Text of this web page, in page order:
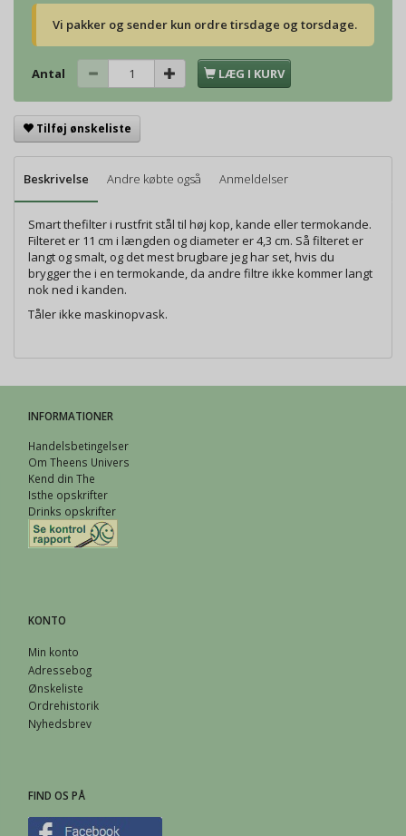
Vi pakker og sender kun ordre tirsdage og torsdage.
Antal LÆG I KURV
Tilføj ønskeliste
Beskrivelse Andre købte også Anmeldelser
Smart thefilter i rustfrit stål til høj kop, kande eller termokande.
Filteret er 11 cm i længden og diameter er 4,3 cm. Så filteret er
langt og smalt, og det mest brugbare jeg har set, hvis du
brygger the i en termokande, da andre filtre ikke kommer langt
nok ned i kanden.
Tåler ikke maskinopvask.
INFORMATIONER
Handelsbetingelser
Om Theens Univers
Kend din The
Isthe opskrifter
Drinks opskrifter
KONTO
Min konto
Adressebog
Ønskeliste
Ordrehistorik
Nyhedsbrev
FIND OS PÅ